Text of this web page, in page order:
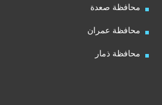
محافظة صعدة
محافظة عمران
محافظة ذمار